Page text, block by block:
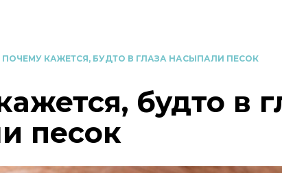
ПОЧЕМУ КАЖЕТСЯ, БУДТО В ГЛАЗА НАСЫПАЛИ ПЕСОК
будто в
песок